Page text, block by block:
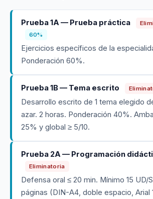
Prueba 1A — Prueba práctica
60%
Ejercicios específicos de la
Ponderación 60%.
Prueba 1B — Tema escrito
Desarrollo escrito de 1 tema elegido
azar. 2 horas. Ponderación 40%.
25% y global ≥ 5/10.
Prueba 2A — Programación
Eliminatoria
Defensa oral ≤ 20 min. Mínimo 15 UD/
páginas (DIN-A4, doble espacio, Arial